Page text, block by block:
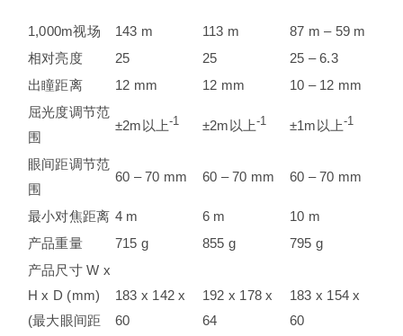
1,000m视场 143 m 113 m
87 m – 59 m
相对亮度
25 25
25 – 6.3
出瞳距离
12 mm 12 mm
10 – 12 mm
屈光度调节范
围
±2m以上-1 ±2m以上-1 ±1m以上-1
眼间距调节范
围
60 – 70 mm 60 – 70 mm 60 – 70 mm
最小对焦距离 4 m 6 m
10 m
产品重量
715 g 855 g
795 g
产品尺寸 W x
H x D (mm)
(最大眼间距
183 x 142 x
60
192 x 178 x
64
183 x 154 x
60